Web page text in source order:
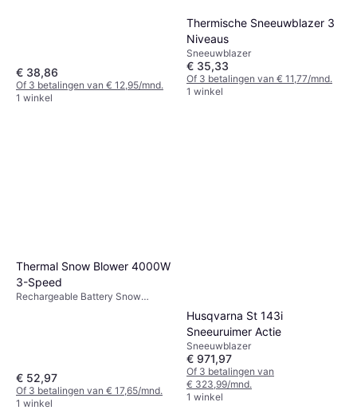
€ 38,86
Of 3 betalingen van € 12,95/mnd.
1 winkel
Thermische Sneeuwblazer 3
Niveaus
Sneeuwblazer
€ 35,33
Of 3 betalingen van € 11,77/mnd.
1 winkel
Thermal Snow Blower 4000W
3-Speed
Rechargeable Battery Snow
€ 52,97
Of 3 betalingen van € 17,65/mnd.
1 winkel
Husqvarna St 143i
Sneeuruimer Actie
Sneeuwblazer
€ 971,97
Of 3 betalingen van
€ 323,99/mnd.
1 winkel